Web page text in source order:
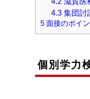
4.3集団討
5 面接のポイン
個別学力